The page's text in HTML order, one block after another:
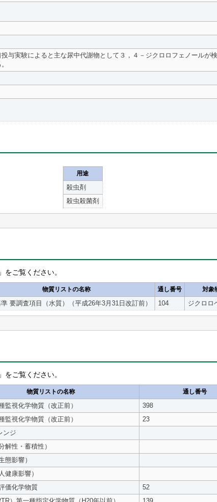
与実験によると主な尿中代謝物として３，４－ジクロロフェノールが検
用途
殺虫剤
殺虫殺菌剤
ご覧ください。
物質リストの名称 通し番号 対象
要調査項目（水質）（平成26年3月31日改訂前） 104 ジクロロ
ご覧ください。
物質リストの名称 通し番号
監視化学物質（改正前） 398
監視化学物質（改正前） 23
ンジ
解性・蓄積性）
態影響）
健康影響）
価化学物質 52